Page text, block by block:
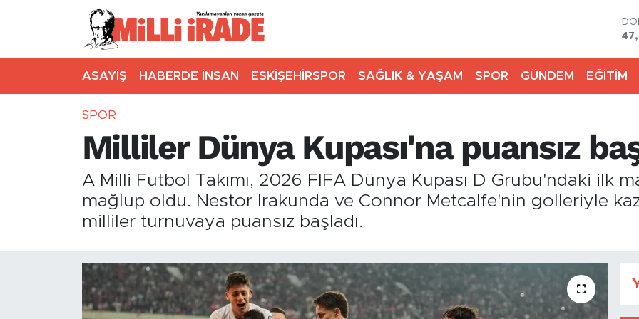
ASAYİŞ HABERDE İNSAN ESKİŞEHİRSPOR SAĞLIK & YAŞAM SPOR GÜNDEM EĞİTİM
SPOR
Milliler Dünya Kupası'na puansız
A Milli Futbol Takımı, 2026 FIFA Dünya Kupası D Grubu'ndaki ilk
mağlup oldu. Nestor Irakunda ve Connor Metcalfe'nin golleriyle
milliler turnuvaya puansız başladı.